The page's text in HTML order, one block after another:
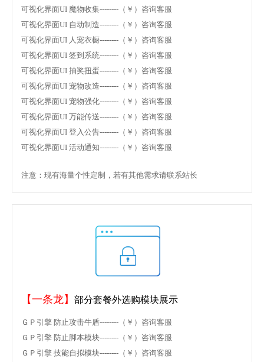
可视化界面UI 魔物收集--------（￥）咨询客服
可视化界面UI 自动制造--------（￥）咨询客服
可视化界面UI 人宠衣橱--------（￥）咨询客服
可视化界面UI 签到系统--------（￥）咨询客服
可视化界面UI 抽奖扭蛋--------（￥）咨询客服
可视化界面UI 宠物改造--------（￥）咨询客服
可视化界面UI 宠物强化--------（￥）咨询客服
可视化界面UI 万能传送--------（￥）咨询客服
可视化界面UI 登入公告--------（￥）咨询客服
可视化界面UI 活动通知--------（￥）咨询客服
注意：现有海量个性定制，若有其他需求请联系站长
【一条龙】 部分套餐外选购模块展示
ＧＰ引擎 防止攻击牛盾--------（￥）咨询客服
ＧＰ引擎 防止脚本模块--------（￥）咨询客服
ＧＰ引擎 技能自拟模块--------（￥）咨询客服